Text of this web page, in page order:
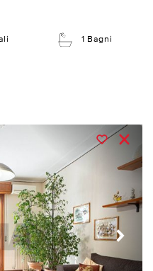
1 Bagni